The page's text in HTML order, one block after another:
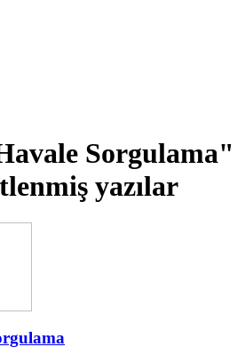
Sorgulama"
yazılar